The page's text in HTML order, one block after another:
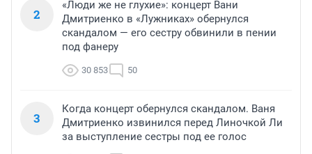
2
«Люди же не глухие»: концерт Вани
Дмитриенко в «Лужниках» обернулся
скандалом — его сестру обвинили в пении
под фанеру
30 853 50
3
Когда концерт обернулся скандалом. Ваня
Дмитриенко извинился перед Линочкой Ли
за выступление сестры под ее голос